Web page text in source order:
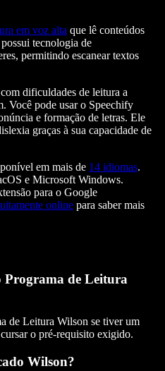
em voz alta que lê conteúdos
tecnologia de
permitindo escanear textos
dificuldades de leitura a
Você pode usar o Speechify
e formação de letras. Ele
graças à sua capacidade de
em mais de 14 idiomas.
e Microsoft Windows.
para o Google
online para saber mais
Programa de Leitura
de Leitura Wilson se tiver um
o pré-requisito exigido.
Wilson?